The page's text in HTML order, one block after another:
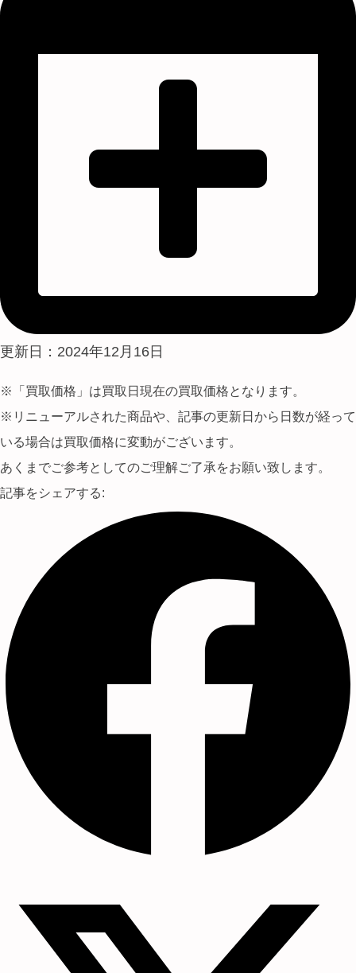
更新日：2024年12月16日
※「買取価格」は買取日現在の買取価格となります。
※リニューアルされた商品や、記事の更新日から日数が経って
いる場合は買取価格に変動がございます。
あくまでご参考としてのご理解ご了承をお願い致します。
記事をシェアする: